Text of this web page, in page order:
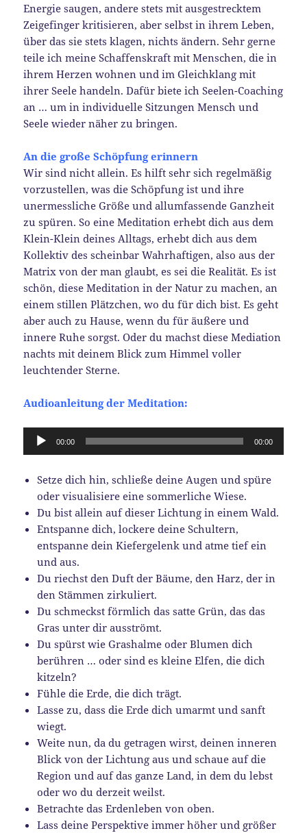
Energie saugen, andere stets mit ausgestrecktem
Zeigefinger kritisieren, aber selbst in ihrem Leben,
über das sie stets klagen, nichts ändern. Sehr gerne
teile ich meine Schaffenskraft mit Menschen, die in
ihrem Herzen wohnen und im Gleichklang mit
ihrer Seele handeln. Dafür biete ich Seelen-Coaching
an … um in individuelle Sitzungen Mensch und
Seele wieder näher zu bringen.
An die große Schöpfung erinnern
Wir sind nicht allein. Es hilft sehr sich regelmäßig
vorzustellen, was die Schöpfung ist und ihre
unermessliche Größe und allumfassende Ganzheit
zu spüren. So eine Meditation erhebt dich aus dem
Klein-Klein deines Alltags, erhebt dich aus dem
Kollektiv des scheinbar Wahrhaftigen, also aus der
Matrix von der man glaubt, es sei die Realität. Es ist
schön, diese Meditation in der Natur zu machen, an
einem stillen Plätzchen, wo du für dich bist. Es geht
aber auch zu Hause, wenn du für äußere und
innere Ruhe sorgst. Oder du machst diese Mediation
nachts mit deinem Blick zum Himmel voller
leuchtender Sterne.
Audioanleitung der Meditation:
Audio-
00:00 00:00
Setze dich hin, schließe deine Augen und spüre
oder visualisiere eine sommerliche Wiese.
Du bist allein auf dieser Lichtung in einem Wald.
Entspanne dich, lockere deine Schultern,
entspanne dein Kiefergelenk und atme tief ein
und aus.
Du riechst den Duft der Bäume, den Harz, der in
den Stämmen zirkuliert.
Du schmeckst förmlich das satte Grün, das das
Gras unter dir ausströmt.
Du spürst wie Grashalme oder Blumen dich
berühren … oder sind es kleine Elfen, die dich
kitzeln?
Fühle die Erde, die dich trägt.
Lasse zu, dass die Erde dich umarmt und sanft
wiegt.
Weite nun, da du getragen wirst, deinen inneren
Blick von der Lichtung aus und schaue auf die
Region und auf das ganze Land, in dem du lebst
oder wo du derzeit weilst.
Betrachte das Erdenleben von oben.
Lass deine Perspektive immer höher und größer